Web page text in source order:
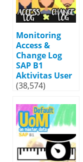
Monitoring
Access &
Change Log
SAP B1
Aktivitas User
(38,574)